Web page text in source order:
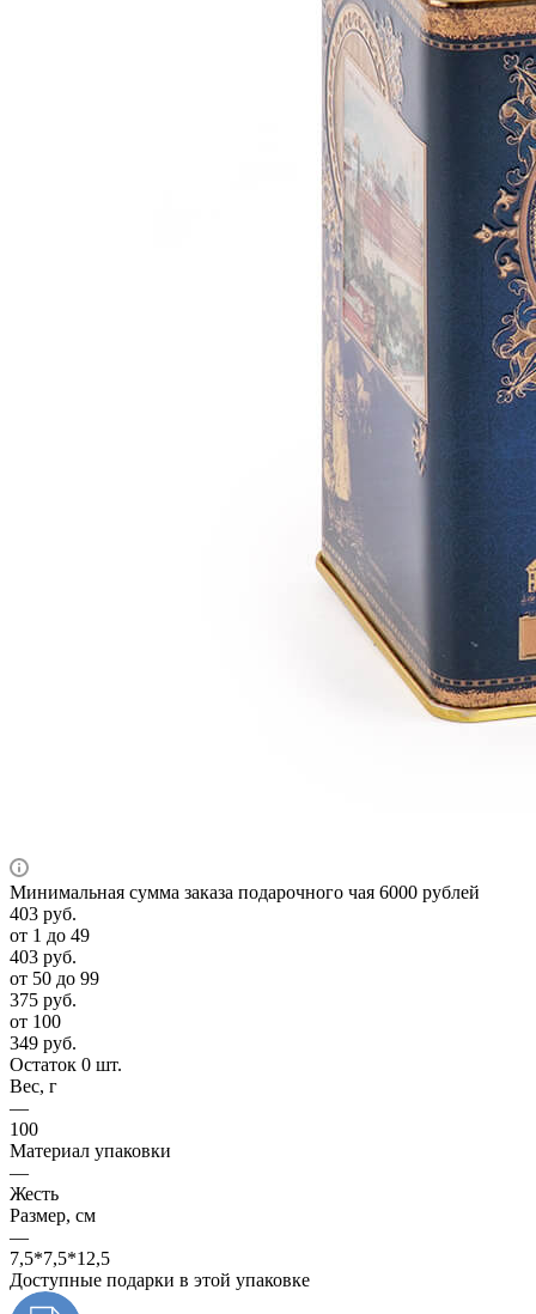
Минимальная сумма заказа подарочного чая 6000 рублей
403 руб.
от 1 до 49
403 руб.
от 50 до 99
375 руб.
от 100
349 руб.
Остаток 0 шт.
Вес, г
—
100
Материал упаковки
—
Жесть
Размер, см
—
7,5*7,5*12,5
Доступные подарки в этой упаковке